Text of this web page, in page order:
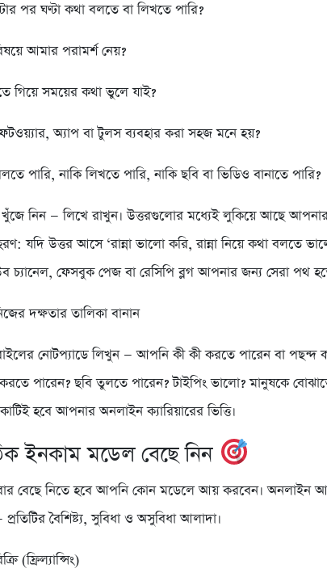
পর ঘণ্টা কথা বলতে বা লিখতে পারি?
আমার পরামর্শ নেয়?
গিয়ে সময়ের কথা ভুলে যাই?
অ্যাপ বা টুলস ব্যবহার করা সহজ মনে হয়?
পারি, নাকি লিখতে পারি, নাকি ছবি বা ভিডিও বানাতে পারি?
খুঁজে নিন — লিখে রাখুন। উত্তরগুলোর মধ্যেই লুকিয়ে আছে
যদি উত্তর আসে ‘রান্না ভালো করি, রান্না নিয়ে কথা বলতে
চ্যানেল, ফেসবুক পেজ বা রেসিপি ব্লগ আপনার জন্য সেরা পথ
দক্ষতার তালিকা বানান
নোটপ্যাডে লিখুন — আপনি কী কী করতে পারেন বা পছন্দ
পারেন? ছবি তুলতে পারেন? টাইপিং ভালো? মানুষকে
হবে আপনার অনলাইন ক্যারিয়ারের ভিত্তি।
ইনকাম মডেল বেছে নিন
বেছে নিতে হবে আপনি কোন মডেলে আয় করবেন। অনলাইন
বৈশিষ্ট্য, সুবিধা ও অসুবিধা আলাদা।
(ফ্রিল্যান্সিং)